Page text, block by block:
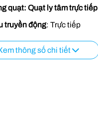
quạt: Quạt ly tâm trực tiếp
truyền động: Trực tiếp
thông số chi tiết